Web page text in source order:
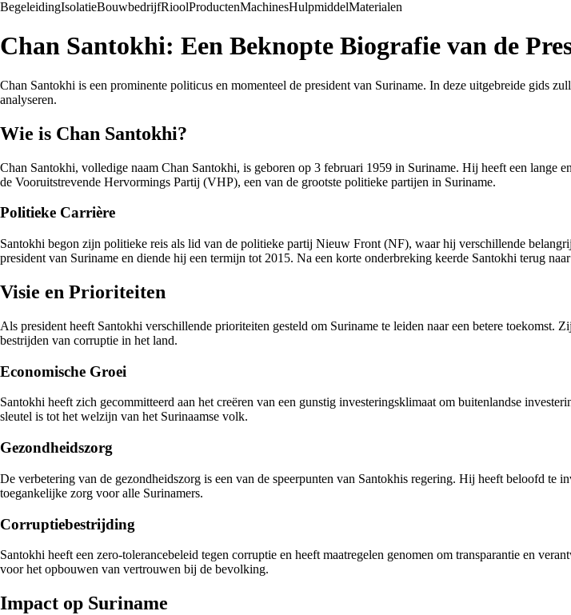
BegeleidingIsolatieBouwbedrijfRioolProductenMachinesHulpmiddelMaterialen
Chan Santokhi: Een Beknopte Biografie van de
Chan Santokhi is een prominente politicus en momenteel de president van Suriname. In deze uitgebreide gids
analyseren.
Wie is Chan Santokhi?
Chan Santokhi, volledige naam Chan Santokhi, is geboren op 3 februari 1959 in Suriname. Hij heeft een
de Vooruitstrevende Hervormings Partij (VHP), een van de grootste politieke partijen in Suriname.
Politieke Carrière
Santokhi begon zijn politieke reis als lid van de politieke partij Nieuw Front (NF), waar hij verschillende
president van Suriname en diende hij een termijn tot 2015. Na een korte onderbreking keerde Santokhi terug
Visie en Prioriteiten
Als president heeft Santokhi verschillende prioriteiten gesteld om Suriname te leiden naar een betere toekomst.
bestrijden van corruptie in het land.
Economische Groei
Santokhi heeft zich gecommitteerd aan het creëren van een gunstig investeringsklimaat om buitenlandse
sleutel is tot het welzijn van het Surinaamse volk.
Gezondheidszorg
De verbetering van de gezondheidszorg is een van de speerpunten van Santokhis regering. Hij heeft beloofd te
toegankelijke zorg voor alle Surinamers.
Corruptiebestrijding
Santokhi heeft een zero-tolerancebeleid tegen corruptie en heeft maatregelen genomen om transparantie en
voor het opbouwen van vertrouwen bij de bevolking.
Impact op Suriname